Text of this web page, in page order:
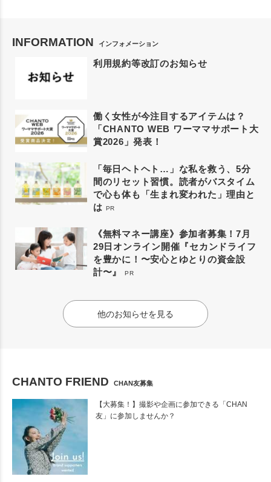
INFORMATION インフォメーション
利用規約等改訂のお知らせ
働く女性が今注目するアイテムは？
「CHANTO WEB ワーママサポート大
賞2026」発表！
「毎日ヘトヘト…」な私を救う、5分
間のリセット習慣。読者がバスタイム
で心も体も「生まれ変われた」理由と
は PR
《無料マネー講座》参加者募集！7月
29日オンライン開催『セカンドライフ
を豊かに！〜安心とゆとりの資金設
計〜』
PR
他のお知らせを見る
CHANTO FRIEND CHAN友募集
【大募集！】撮影や企画に参加できる「CHAN
友」に参加しませんか？